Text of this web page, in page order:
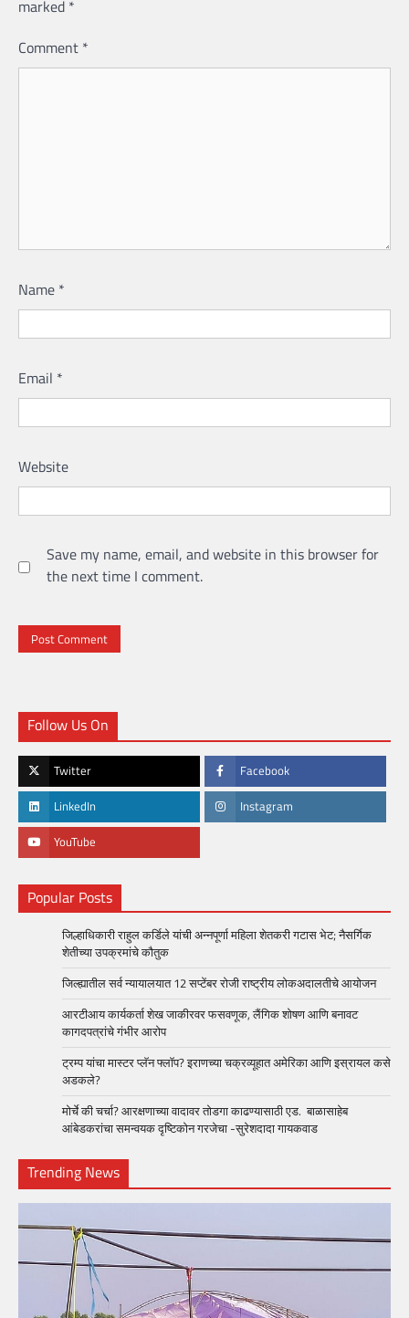
marked *
Comment *
Name *
Email *
Website
Save my name, email, and website in this browser for
the next time I comment.
Follow Us On
Twitter Facebook
LinkedIn Instagram
YouTube
Popular Posts
जिल्हाधिकारी राहुल कर्डिले यांची अन्नपूर्णा महिला शेतकरी गटास भेट; नैसर्गिक
शेतीच्या उपक्रमांचे कौतुक
जिल्ह्यातील सर्व न्यायालयात 12 सप्टेंबर रोजी राष्ट्रीय लोकअदालतीचे आयोजन
आरटीआय कार्यकर्ता शेख जाकीरवर फसवणूक, लैंगिक शोषण आणि बनावट
कागदपत्रांचे गंभीर आरोप
ट्रम्प यांचा मास्टर प्लॅन फ्लॉप? इराणच्या चक्रव्यूहात अमेरिका आणि इस्रायल कसे
अडकले?
मोर्चे की चर्चा? आरक्षणाच्या वादावर तोडगा काढण्यासाठी एड. बाळासाहेब
आंबेडकरांचा समन्वयक दृष्टिकोन गरजेचा -सुरेशदादा गायकवाड
Trending News